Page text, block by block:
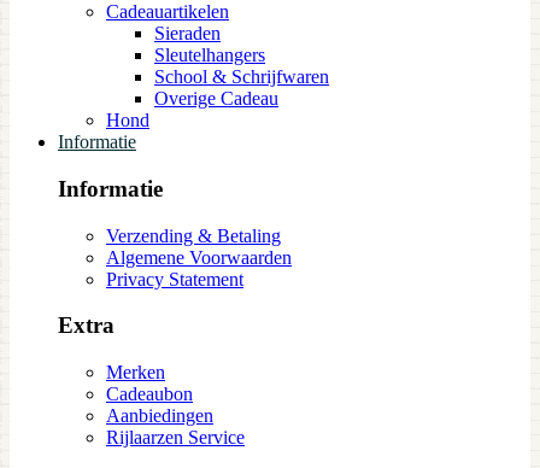
Cadeauartikelen
Sieraden
Sleutelhangers
School & Schrijfwaren
Overige Cadeau
Hond
Informatie
Informatie
Verzending & Betaling
Algemene Voorwaarden
Privacy Statement
Extra
Merken
Cadeaubon
Aanbiedingen
Rijlaarzen Service